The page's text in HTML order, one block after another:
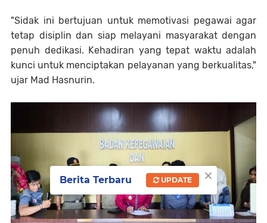
"Sidak ini bertujuan untuk memotivasi pegawai agar
tetap disiplin dan siap melayani masyarakat dengan
penuh dedikasi. Kehadiran yang tepat waktu adalah
kunci untuk menciptakan pelayanan yang berkualitas,"
ujar Mad Hasnurin.
×
Berita Terbaru UPDATE